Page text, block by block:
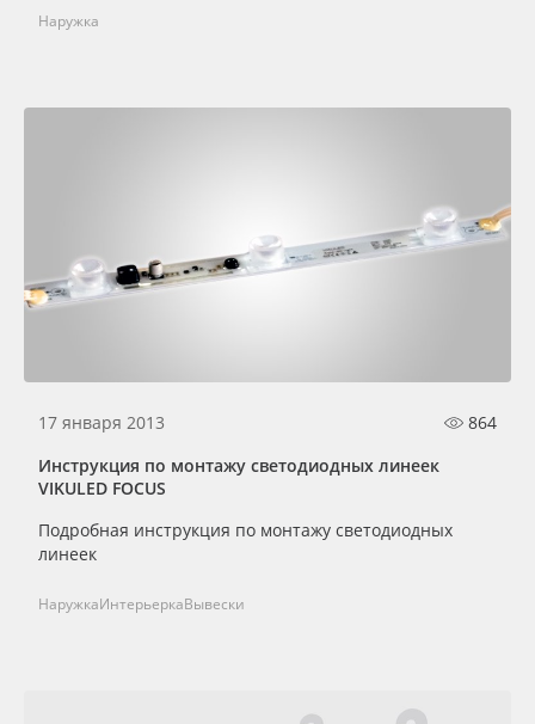
Заготовки для сувениров
Наружка
17 января 2013
864
Инструкция по монтажу светодиодных линеек
VIKULED FOCUS
Подробная инструкция по монтажу светодиодных
линеек
НаружкаИнтерьеркаВывески